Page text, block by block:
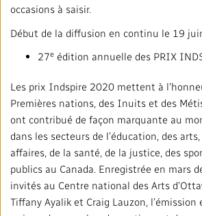
occasions à saisir.
Début de la diffusion en continu le 19
27e édition annuelle des PRIX
Les prix Indspire 2020 mettent à
Premières nations, des Inuits et des
ont contribué de façon marquante au
dans les secteurs de l’éducation, des
affaires, de la santé, de la justice, des
publics au Canada. Enregistrée en mars
invités au Centre national des Arts
Tiffany Ayalik et Craig Lauzon, l’émission